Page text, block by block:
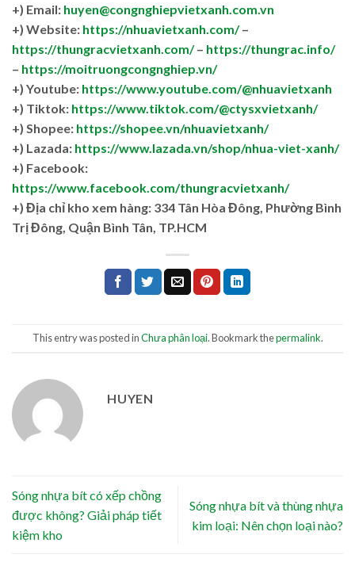
+) Email: huyen@congnghiepvietxanh.com.vn
+) Website: https://nhuavietxanh.com/–
https://thungracvietxanh.com/– https://thungrac.info/
– https://moitruongcongnghiep.vn/
+) Youtube: https://www.youtube.com/@nhuavietxanh
+) Tiktok: https://www.tiktok.com/@ctysxvietxanh/
+) Shopee: https://shopee.vn/nhuavietxanh/
+) Lazada: https://www.lazada.vn/shop/nhua-viet-xanh/
+) Facebook:
https://www.facebook.com/thungracvietxanh/
+) Địa chỉ kho xem hàng: 334 Tân Hòa Đông, Phường Bình
Trị Đông, Quận Bình Tân, TP.HCM
This entry was posted inChưa phân loại. Bookmark thepermalink.
HUYEN
Sóng nhựa bít có xếp chồng
được không? Giải pháp tiết
kiệm kho
Sóng nhựa bít và thùng nhựa
kim loại: Nên chọn loại nào?